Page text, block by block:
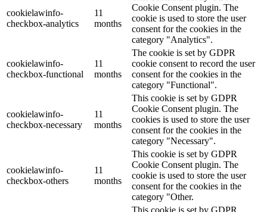
cookielawinfo-
checkbox-analytics
11
months
Cookie Consent plugin. The
cookie is used to store the user
consent for the cookies in the
category "Analytics".
cookielawinfo-
checkbox-functional
11
months
The cookie is set by GDPR
cookie consent to record the user
consent for the cookies in the
category "Functional".
cookielawinfo-
checkbox-necessary
11
months
This cookie is set by GDPR
Cookie Consent plugin. The
cookies is used to store the user
consent for the cookies in the
category "Necessary".
cookielawinfo-
checkbox-others
11
months
This cookie is set by GDPR
Cookie Consent plugin. The
cookie is used to store the user
consent for the cookies in the
category "Other.
This cookie is set by GDPR